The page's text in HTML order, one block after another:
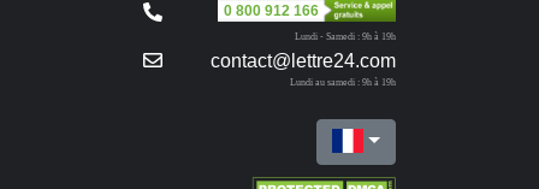
0 800 912 166
Lundi - Samedi : 9h à 19h
contact@lettre24.com
Lundi au samedi : 9h à 19h